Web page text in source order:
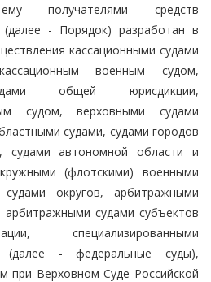
получателями средств
- Порядок) разработан в
кассационными судами
военным судом,
общей юрисдикции,
судом, верховными судами
судами, судами городов
судами автономной области и
(флотскими) военными
округов, арбитражными
судами субъектов
специализированными
(далее - федеральные суды),
при Верховном Суде Российской